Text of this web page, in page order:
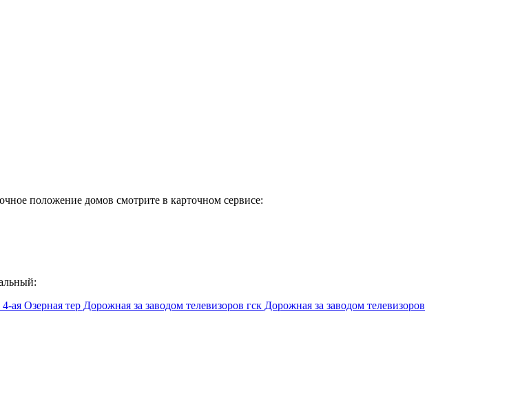
положение домов смотрите в карточном сервисе:
4-ая Озерная тер Дорожная за заводом телевизоров гск Дорожная за заводом телевизоров